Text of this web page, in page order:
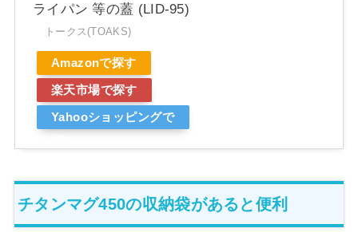
ライパン 等の蓋 (LID-95)
トークス(TOAKS)
Amazonで探す
楽天市場で探す
Yahooショッピングで
チタンマグ450の収納袋があると便利